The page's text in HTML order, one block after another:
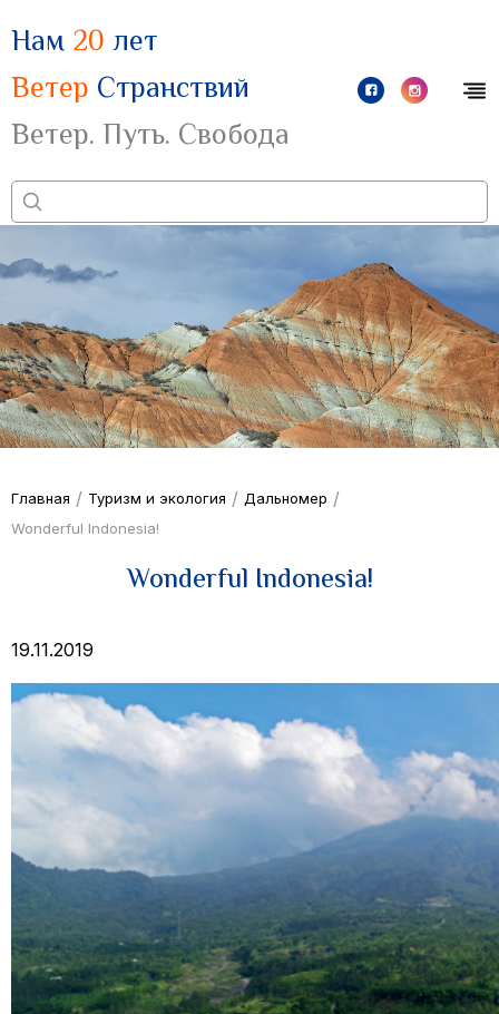
Нам 20 лет
Ветер Странствий
Ветер. Путь. Свобода
Главная / Туризм и экология / Дальномер /
Wonderful Indonesia!
Wonderful Indonesia!
19.11.2019